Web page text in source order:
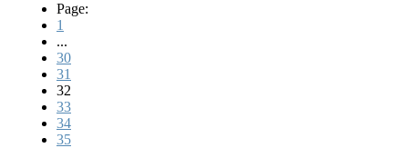
Page:
1
...
30
31
32
33
34
35